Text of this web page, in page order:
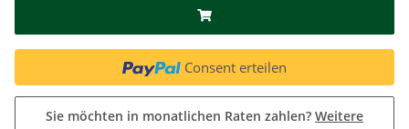
Consent erteilen
Sie möchten in monatlichen Raten zahlen? Weitere